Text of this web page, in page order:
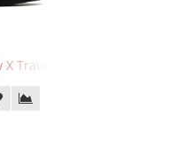
Travis Scott Black Phantom